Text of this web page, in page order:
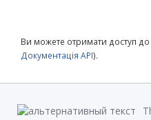
Ви можете отримати доступ до
Документація API).